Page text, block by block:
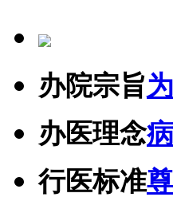
办院宗旨
办医理念
行医标准